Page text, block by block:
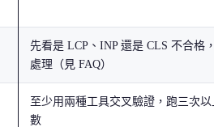
先看是 LCP、INP 還是 CLS 不合格
處理（見 FAQ）
至少用兩種工具交叉驗證，跑三次
數